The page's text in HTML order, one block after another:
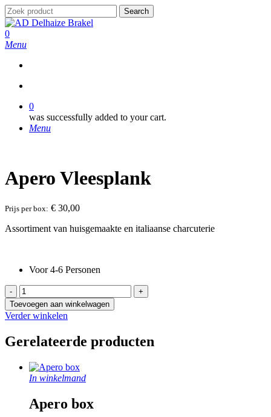
Skip
to
main
content
Search
Close
Search
search
0
Menu
0
was successfully added to your cart.
Menu
Apero Vleesplank
Prijs per box: € 30,00
Assortiment van huisgemaakte en italiaanse charcuterie
Voor 4-6 Personen
Apero
Vleesplank
aantal
Toevoegen aan winkelwagen
Verder winkelen
Gerelateerde producten
In winkelmand
Apero box